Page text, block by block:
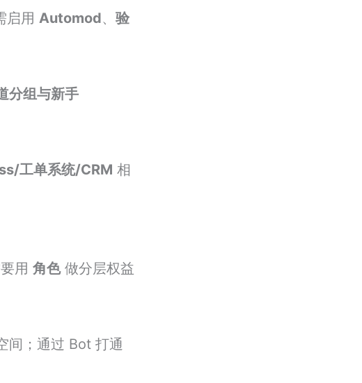
启用 Automod、 验
分组与新手
工单系统/CRM 相
用 角色做分层权益
间；通过 Bot 打通